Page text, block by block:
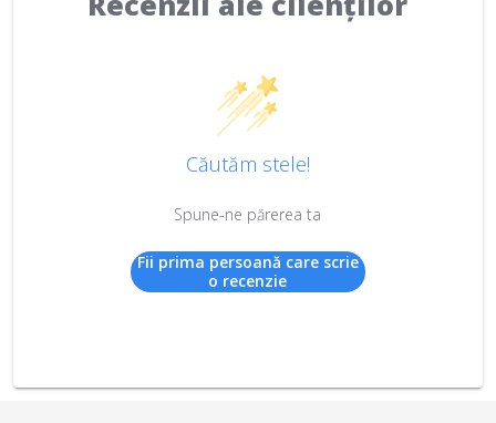
Căutăm stele!
Spune-ne părerea ta
Fii prima persoană care scrie
o recenzie